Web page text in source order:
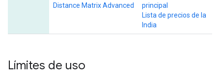
Distance Matrix Advanced
principal
Lista de precios de la
India
Límites de uso